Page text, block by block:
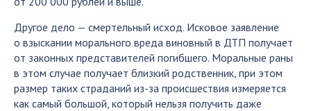
Другое дело — смертельный исход. Исковое заявление
о взыскании морального вреда виновный в ДТП получает
от законных представителей погибшего. Моральные раны
в этом случае получает близкий родственник, при этом
размер таких страданий из-за происшествия измеряется
как самый большой, который нельзя получить даже